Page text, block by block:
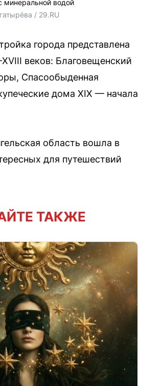
минеральной водой
/ 29.RU
города представлена
веков: Благовещенский
Спасообыденная
дома XIX — начала
область вошла в
для путешествий
ТАКЖЕ